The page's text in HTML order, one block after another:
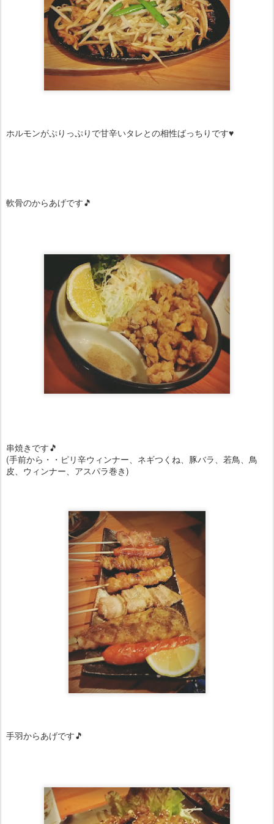
ホルモンがぷりっぷりで甘辛いタレとの相性ばっちりです♥
軟骨のからあげです🎵
串焼きです🎵
(手前から・・ピリ辛ウィンナー、ネギつくね、豚バラ、若鳥、鳥
皮、ウィンナー、アスパラ巻き)
手羽からあげです🎵